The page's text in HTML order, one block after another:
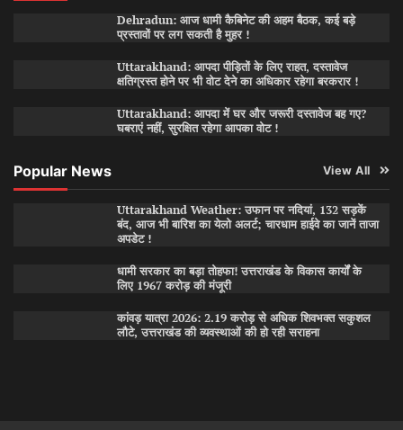
Dehradun: आज धामी कैबिनेट की अहम बैठक, कई बड़े
प्रस्तावों पर लग सकती है मुहर !
Uttarakhand: आपदा पीड़ितों के लिए राहत, दस्तावेज
क्षतिग्रस्त होने पर भी वोट देने का अधिकार रहेगा बरकरार !
Uttarakhand: आपदा में घर और जरूरी दस्तावेज बह गए?
घबराएं नहीं, सुरक्षित रहेगा आपका वोट !
Popular News View All
Uttarakhand Weather: उफान पर नदियां, 132 सड़कें
बंद, आज भी बारिश का येलो अलर्ट; चारधाम हाईवे का जानें ताजा
अपडेट !
धामी सरकार का बड़ा तोहफा! उत्तराखंड के विकास कार्यों के
लिए 1967 करोड़ की मंजूरी
कांवड़ यात्रा 2026: 2.19 करोड़ से अधिक शिवभक्त सकुशल
लौटे, उत्तराखंड की व्यवस्थाओं की हो रही सराहना